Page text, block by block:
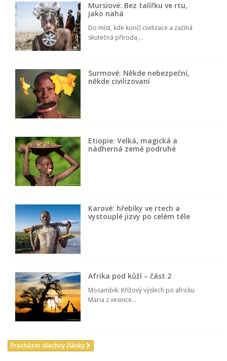
Mursiové: Bez talířku ve rtu,
jako nahá
Do míst, kde končí civilizace a začíná
skutečná příroda,...
Surmové: Někde nebezpeční,
někde civilizovaní
Etiopie: Velká, magická a
nádherná země podruhé
Karové: hřebíky ve rtech a
vystouplé jizvy po celém těle
Afrika pod kůží – část 2
Mosambik: Křížový výslech po africku
Maria z vesnice...
Procházet všechny články